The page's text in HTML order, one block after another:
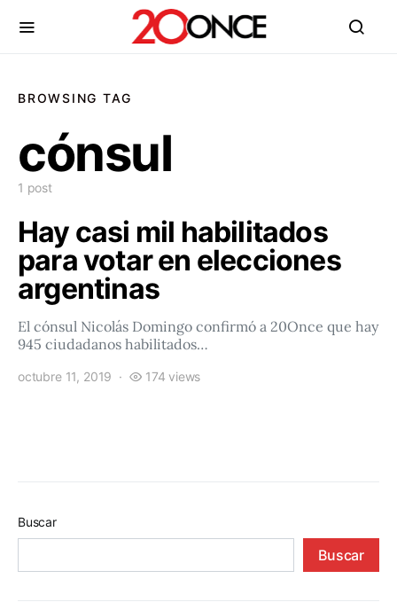
BROWSING TAG
cónsul
1 post
Hay casi mil habilitados
para votar en elecciones
argentinas
El cónsul Nicolás Domingo confirmó a 20Once que hay
945 ciudadanos habilitados…
octubre 11, 2019 174 views
Buscar
Buscar